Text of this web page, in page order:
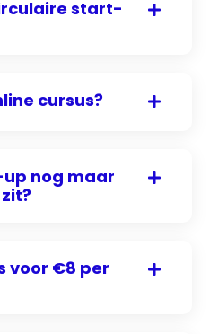
start-
cursus?
nog maar
voor €8 per